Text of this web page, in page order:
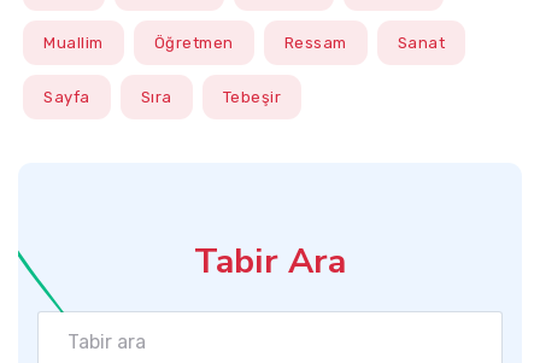
Muallim Öğretmen Ressam Sanat
Sayfa Sıra Tebeşir
Tabir Ara